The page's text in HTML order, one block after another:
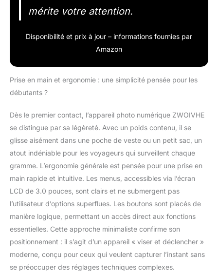
mérite votre attention.
Disponibilité et prix à jour – informations fournies par
Amazon
Prise en main et ergonomie : une simplicité pensée pour les
débutants ?
Dès le premier contact, l’appareil photo numérique ZWOIVHE
se distingue par sa légèreté. Avec un poids contenu, il se
glisse aisément dans une poche de veste ou un petit sac, un
atout indéniable pour les voyageurs qui surveillent chaque
gramme. L’ergonomie générale est pensée pour une prise en
main rapide et intuitive. Les menus, accessibles via l’écran
LCD de 3.0 pouces, sont clairs et ne submergent pas
l’utilisateur d’options superflues. Les boutons sont placés de
manière logique, permettant un accès direct aux fonctions
essentielles. Cette approche minimaliste confirme son
positionnement : il s’agit d’un appareil « viser et déclencher »
moderne, conçu pour ceux qui veulent capturer l’instant sans
se préoccuper des réglages techniques complexes.